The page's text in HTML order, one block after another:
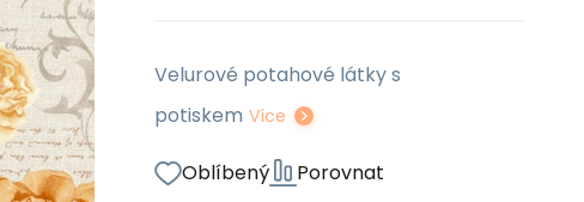
Velurové potahové látky s
potiskem Více
Oblíbený Porovnat